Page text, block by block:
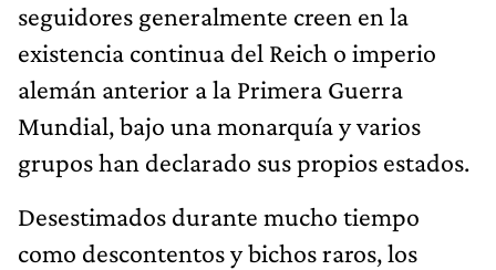
seguidores generalmente creen en la
existencia continua del Reich o imperio
alemán anterior a la Primera Guerra
Mundial, bajo una monarquía y varios
grupos han declarado sus propios estados.
Desestimados durante mucho tiempo
como descontentos y bichos raros, los